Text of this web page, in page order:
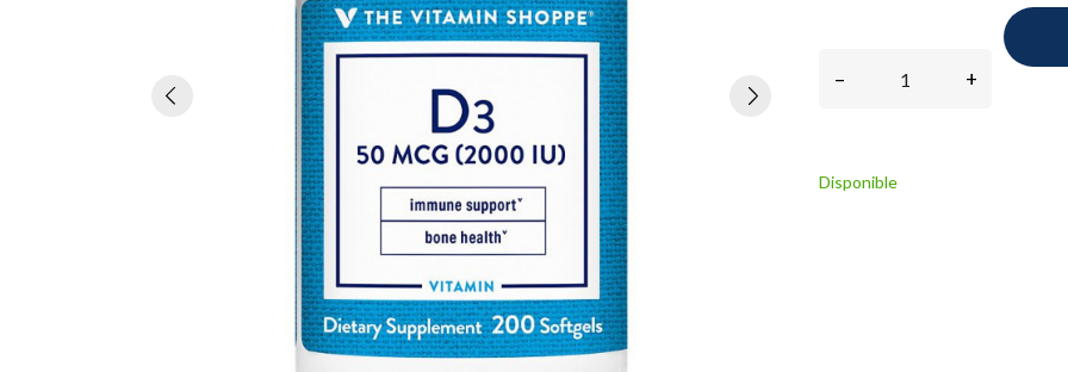
– +
Disponible